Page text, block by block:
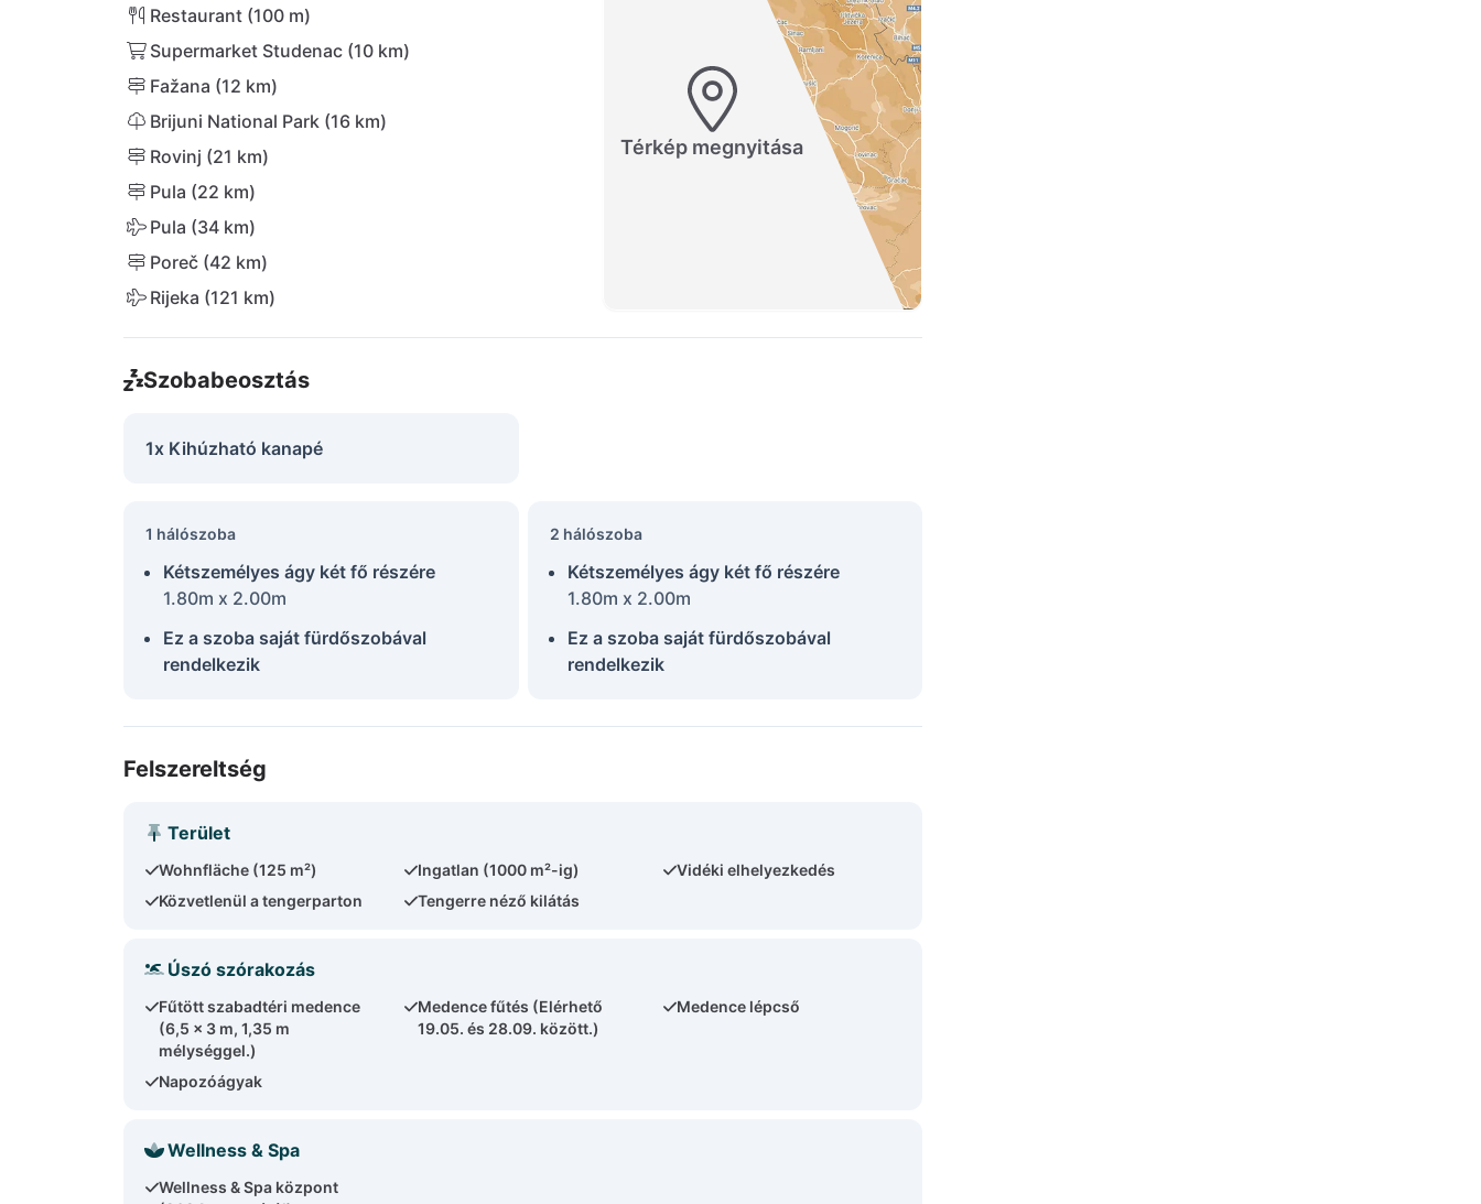
Restaurant (100 m)
Supermarket Studenac (10 km)
Fažana (12 km)
Brijuni National Park (16 km)
Rovinj (21 km)
Pula (22 km)
Pula (34 km)
Poreč (42 km)
Rijeka (121 km)
Térkép megnyitása
Szobabeosztás
1x Kihúzható kanapé
1 hálószoba
Kétszemélyes ágy két fő részére
1.80m x 2.00m
Ez a szoba saját fürdőszobával
rendelkezik
2 hálószoba
Kétszemélyes ágy két fő részére
1.80m x 2.00m
Ez a szoba saját fürdőszobával
rendelkezik
Felszereltség
Terület
Wohnfläche (125 m²) Ingatlan (1000 m²-ig)
Vidéki elhelyezkedés
Közvetlenül a tengerparton
Tengerre néző kilátás
Úszó szórakozás
Fűtött szabadtéri medence
(6,5 x 3 m, 1,35 m
mélységgel.)
Medence fűtés (Elérhető
19.05. és 28.09. között.)
Medence lépcső
Napozóágyak
Wellness & Spa
Wellness & Spa központ